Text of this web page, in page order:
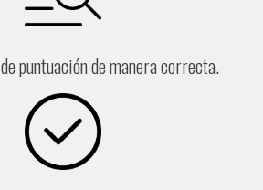
puntuación de manera correcta.